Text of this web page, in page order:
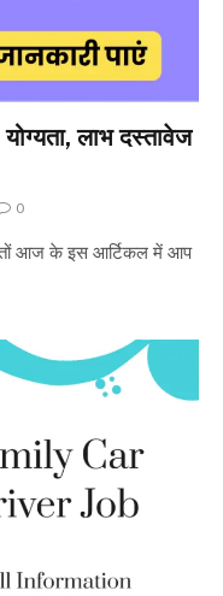
लाभ दस्तावेज
0
आज के इस आर्टिकल में आप